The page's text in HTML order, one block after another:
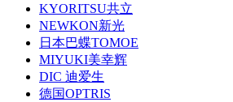
KYORITSU共立
NEWKON新光
日本巴蝶TOMOE
MIYUKI美幸辉
DIC 迪爱生
德国OPTRIS